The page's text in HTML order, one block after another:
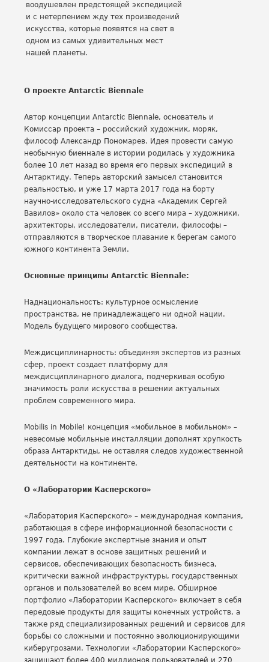
воодушевлен предстоящей экспедицией
и с нетерпением жду тех произведений
искусства, которые появятся на свет в
одном из самых удивительных мест
нашей планеты.
О проекте Antarctic Biennale
Автор концепции Antarctic Biennale, основатель и
Комиссар проекта – российский художник, моряк,
философ Александр Пономарев. Идея провести самую
необычную биеннале в истории родилась у художника
более 10 лет назад во время его первых экспедиций в
Антарктиду. Теперь авторский замысел становится
реальностью, и уже 17 марта 2017 года на борту
научно-исследовательского судна «Академик Сергей
Вавилов» около ста человек со всего мира – художники,
архитекторы, исследователи, писатели, философы –
отправляются в творческое плавание к берегам самого
южного континента Земли.
Основные принципы Antarctic Biennale:
Наднациональность: культурное осмысление
пространства, не принадлежащего ни одной нации.
Модель будущего мирового сообщества.
Междисциплинарность: объединяя экспертов из разных
сфер, проект создает платформу для
междисциплинарного диалога, подчеркивая особую
значимость роли искусства в решении актуальных
проблем современного мира.
Mobilis in Mobile! концепция «мобильное в мобильном» –
невесомые мобильные инсталляции дополнят хрупкость
образа Антарктиды, не оставляя следов художественной
деятельности на континенте.
О «Лаборатории Касперского»
«Лаборатория Касперского» – международная компания,
работающая в сфере информационной безопасности с
1997 года. Глубокие экспертные знания и опыт
компании лежат в основе защитных решений и
сервисов, обеспечивающих безопасность бизнеса,
критически важной инфраструктуры, государственных
органов и пользователей во всем мире. Обширное
портфолио «Лаборатории Касперского» включает в себя
передовые продукты для защиты конечных устройств, а
также ряд специализированных решений и сервисов для
борьбы со сложными и постоянно эволюционирующими
киберугрозами. Технологии «Лаборатории Касперского»
защищают более 400 миллионов пользователей и 270